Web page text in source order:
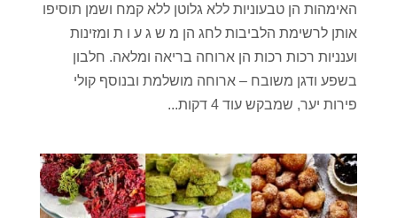
האימהות הן טבעוניות ללא גלוטן ללא קמח ושמן תוסיפו
אותן לרשימת הלביבות לחג הן מ ש ג ע ו ת ומזינות
וענניות רכות רכות הן ארוחה בריאה ומלאה. חלבון
בשפע ודגן משובח – ארוחה מושלמת ובנוסף קולי
פירות יער, שמבקש עוד 4 דקות...